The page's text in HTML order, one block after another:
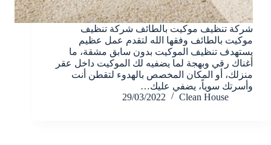
شركة تنظيف موكيت بالطائف شركة تنظيف
موكيت بالطائف وفقها الله لتقدم عمل عظيم
يستهدف تنظيف الموكيت بدون سابق مشقة، ما
أغناك رقي وبهجة لما يضفيه لك الموكيت داخل عقر
منزلك، أو المكان المخصص بالهدوء لتقطن أنت
وأسرتك سوياً، يضفي عليك…
Clean House
29/03/2022